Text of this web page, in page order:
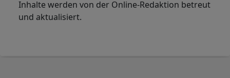
Inhalte werden von der Online-Redaktion betreut
und aktualisiert.